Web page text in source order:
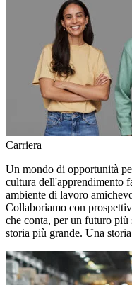
Carriera
Un mondo di opportunità
cultura dell'apprendimento
ambiente di lavoro
Collaboriamo con
che conta, per un futuro
storia più grande. Una